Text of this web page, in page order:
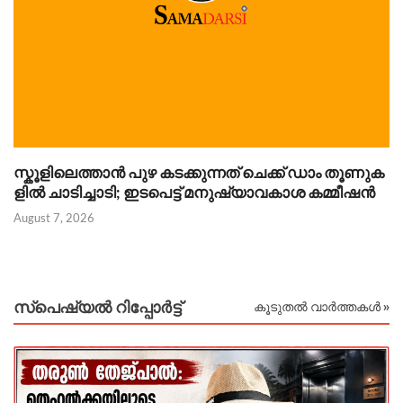
സ്കൂളിലെത്താൻ പുഴ കടക്കുന്നത് ചെക്ക് ഡാം തൂണുക
ളിൽ ചാടിച്ചാടി; ഇടപെട്ട് മനുഷ്യാവകാശ കമ്മീഷൻ
August 7, 2026
സ്പെഷ്യൽ റിപ്പോര്‍ട്ട് കൂടുതൽ വാർത്തകൾ »